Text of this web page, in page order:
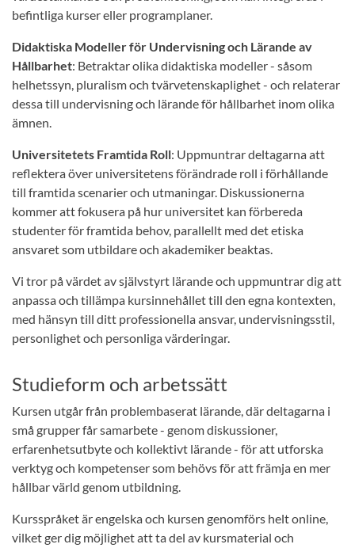
befintliga kurser eller programplaner.
Didaktiska Modeller för Undervisning och Lärande av
Hållbarhet: Betraktar olika didaktiska modeller - såsom
helhetssyn, pluralism och tvärvetenskaplighet - och relaterar
dessa till undervisning och lärande för hållbarhet inom olika
ämnen.
Universitetets Framtida Roll: Uppmuntrar deltagarna att
reflektera över universitetens förändrade roll i förhållande
till framtida scenarier och utmaningar. Diskussionerna
kommer att fokusera på hur universitet kan förbereda
studenter för framtida behov, parallellt med det etiska
ansvaret som utbildare och akademiker beaktas.
Vi tror på värdet av självstyrt lärande och uppmuntrar dig att
anpassa och tillämpa kursinnehållet till den egna kontexten,
med hänsyn till ditt professionella ansvar, undervisningsstil,
personlighet och personliga värderingar.
Studieform och arbetssätt
Kursen utgår från problembaserat lärande, där deltagarna i
små grupper får samarbete - genom diskussioner,
erfarenhetsutbyte och kollektivt lärande - för att utforska
verktyg och kompetenser som behövs för att främja en mer
hållbar värld genom utbildning.
Kursspråket är engelska och kursen genomförs helt online,
vilket ger dig möjlighet att ta del av kursmaterial och